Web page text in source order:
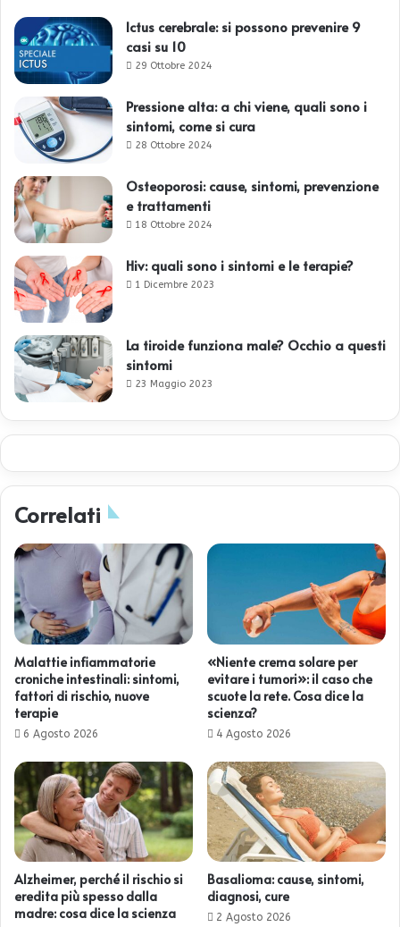
Ictus cerebrale: si possono prevenire 9
casi su 10
29 Ottobre 2024
Pressione alta: a chi viene, quali sono i
sintomi, come si cura
28 Ottobre 2024
Osteoporosi: cause, sintomi, prevenzione
e trattamenti
18 Ottobre 2024
Hiv: quali sono i sintomi e le terapie?
1 Dicembre 2023
La tiroide funziona male? Occhio a questi
sintomi
23 Maggio 2023
Correlati
Malattie infiammatorie
croniche intestinali: sintomi,
fattori di rischio, nuove
terapie
6 Agosto 2026
«Niente crema solare per
evitare i tumori»: il caso che
scuote la rete. Cosa dice la
scienza?
4 Agosto 2026
Alzheimer, perché il rischio si
eredita più spesso dalla
madre: cosa dice la scienza
Basalioma: cause, sintomi,
diagnosi, cure
2 Agosto 2026